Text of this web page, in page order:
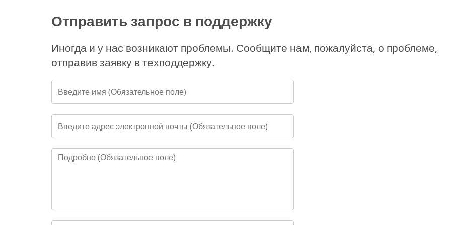
Отправить запрос в поддержку
Иногда и у нас возникают проблемы. Сообщите нам, пожалуйста, о проблеме,
отправив заявку в техподдержку.